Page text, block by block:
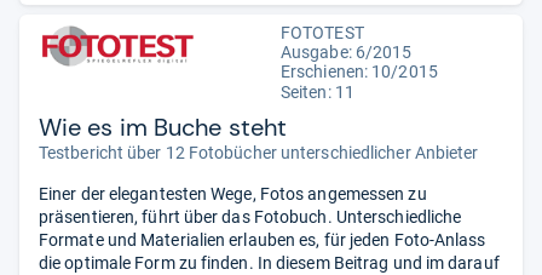
FOTOTEST
Ausgabe: 6/2015
Erschienen: 10/2015
Seiten: 11
Wie es im Buche steht
Testbericht über 12 Fotobücher unterschiedlicher Anbieter
Einer der elegantesten Wege, Fotos angemessen zu
präsentieren, führt über das Fotobuch. Unterschiedliche
Formate und Materialien erlauben es, für jeden Foto-Anlass
die optimale Form zu finden. In diesem Beitrag und im darauf